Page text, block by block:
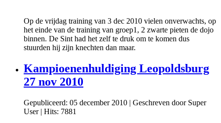
Op de vrijdag training van 3 dec 2010 vielen onverwachts, op
het einde van de training van groep1, 2 zwarte pieten de dojo
binnen. De Sint had het zelf te druk om te komen dus
stuurden hij zijn knechten dan maar.
Kampioenenhuldiging Leopoldsburg
27 nov 2010
Gepubliceerd: 05 december 2010 | Geschreven door Super
User| Hits: 7881